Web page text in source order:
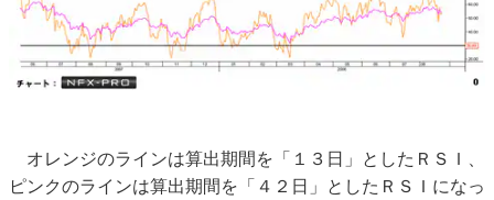
オレンジのラインは算出期間を「１３日」としたＲＳＩ、
ピンクのラインは算出期間を「４２日」としたＲＳＩになっ